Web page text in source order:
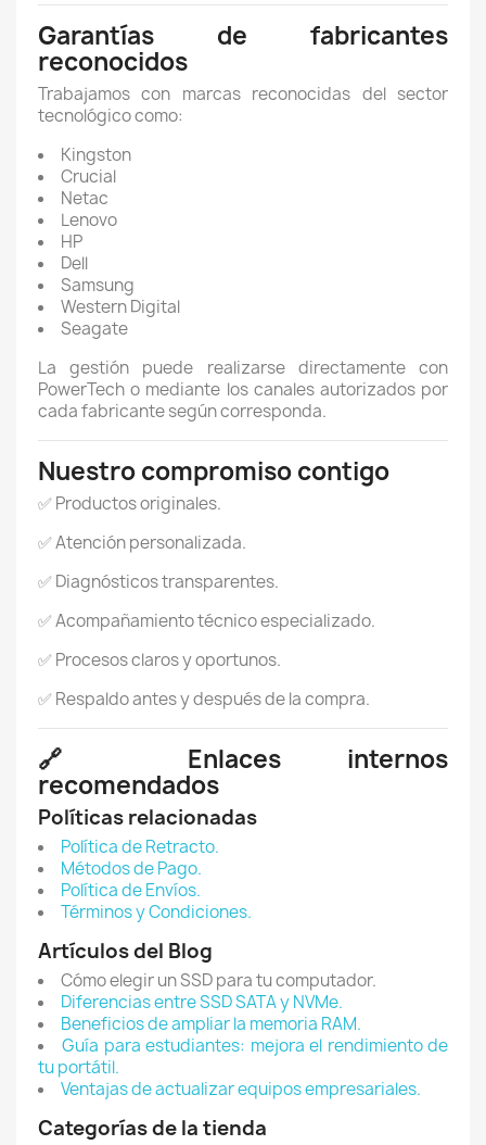
Garantías de fabricantes
reconocidos
Trabajamos con marcas reconocidas del sector
tecnológico como:
Kingston
Crucial
Netac
Lenovo
HP
Dell
Samsung
Western Digital
Seagate
La gestión puede realizarse directamente con
PowerTech o mediante los canales autorizados por
cada fabricante según corresponda.
Nuestro compromiso contigo
✅ Productos originales.
✅ Atención personalizada.
✅ Diagnósticos transparentes.
✅ Acompañamiento técnico especializado.
✅ Procesos claros y oportunos.
✅ Respaldo antes y después de la compra.
🔗 Enlaces internos
recomendados
Políticas relacionadas
Política de Retracto.
Métodos de Pago.
Política de Envíos.
Términos y Condiciones.
Artículos del Blog
Cómo elegir un SSD para tu computador.
Diferencias entre SSD SATA y NVMe.
Beneficios de ampliar la memoria RAM.
Guía para estudiantes: mejora el rendimiento de
tu portátil.
Ventajas de actualizar equipos empresariales.
Categorías de la tienda